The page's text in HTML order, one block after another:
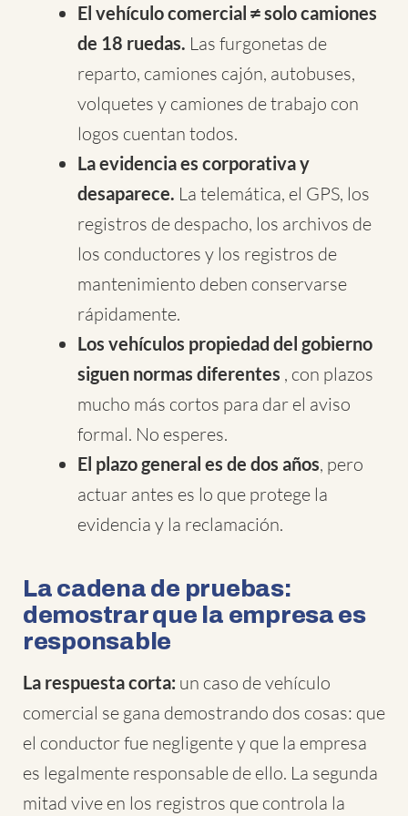
El vehículo comercial ≠ solo camiones
de 18 ruedas. Las furgonetas de
reparto, camiones cajón, autobuses,
volquetes y camiones de trabajo con
logos cuentan todos.
La evidencia es corporativa y
desaparece. La telemática, el GPS, los
registros de despacho, los archivos de
los conductores y los registros de
mantenimiento deben conservarse
rápidamente.
Los vehículos propiedad del gobierno
siguen normas diferentes , con plazos
mucho más cortos para dar el aviso
formal. No esperes.
El plazo general es de dos años, pero
actuar antes es lo que protege la
evidencia y la reclamación.
La cadena de pruebas:
demostrar que la empresa es
responsable
La respuesta corta: un caso de vehículo
comercial se gana demostrando dos cosas: que
el conductor fue negligente y que la empresa
es legalmente responsable de ello. La segunda
mitad vive en los registros que controla la